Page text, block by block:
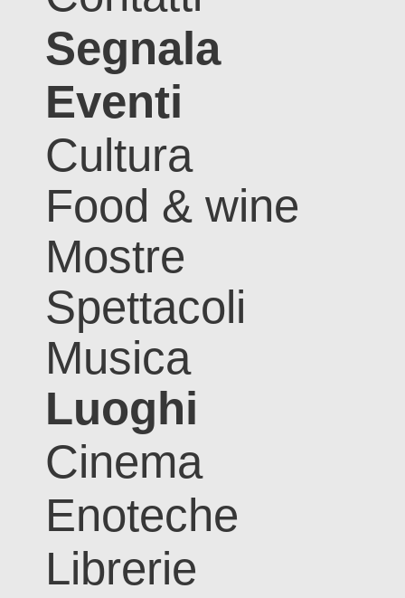
Segnala
Eventi
Cultura
Food & wine
Mostre
Spettacoli
Musica
Luoghi
Cinema
Enoteche
Librerie